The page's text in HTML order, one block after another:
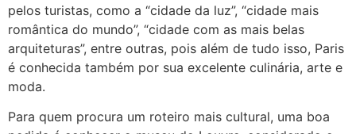
TRABALHE CONOSCO
OUVIDORIA
pelos turistas, como a “cidade da luz”, “cidade mais
romântica do mundo”, “cidade com as mais belas
arquiteturas”, entre outras, pois além de tudo isso, Paris
é conhecida também por sua excelente culinária, arte e
moda.
Para quem procura um roteiro mais cultural, uma boa